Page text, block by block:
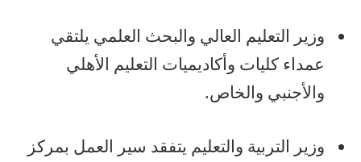
وزير التعليم العالي والبحث العلمي يلتقي
عمداء كليات وأكاديميات التعليم الأهلي
والأجنبي والخاص.
وزير التربية والتعليم يتفقد سير العمل بمركز